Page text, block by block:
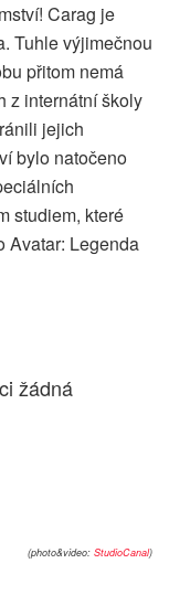
Carag je
Tuhle výjimečnou
přitom nemá
z internátní školy
jejich
bylo natočeno
studiem, které
Avatar: Legenda
žádná
(photo&video: StudioCanal)